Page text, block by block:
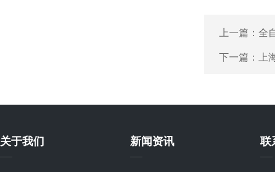
上一篇： 全
下一篇： 上
关于我们 新闻资讯 联